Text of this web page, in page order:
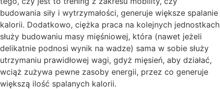
budowania siły i wytrzymałości, generuje większe spalanie
kalorii. Dodatkowo, ciężka praca na kolejnych jednostkach
służy budowaniu masy mięśniowej, która (nawet jeżeli
delikatnie podnosi wynik na wadze) sama w sobie służy
utrzymaniu prawidłowej wagi, gdyż mięsień, aby działać,
wciąż zużywa pewne zasoby energii, przez co generuje
większą ilość spalanych kalorii.